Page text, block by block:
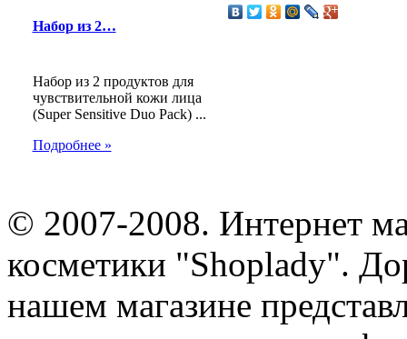
Набор из 2…
Набор из 2 продуктов для
чувствительной кожи лица
(Super Sensitive Duo Pack) ...
Подробнее »
© 2007-2008. Интернет
косметики "Shoplady".
нашем магазине